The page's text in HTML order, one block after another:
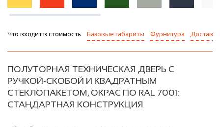
Что входит в стоимость Базовые габариты Фурнитура Доставка
ПОЛУТОРНАЯ ТЕХНИЧЕСКАЯ ДВЕРЬ С
РУЧКОЙ-СКОБОЙ И КВАДРАТНЫМ
СТЕКЛОПАКЕТОМ, ОКРАС ПО RAL 7001:
СТАНДАРТНАЯ КОНСТРУКЦИЯ